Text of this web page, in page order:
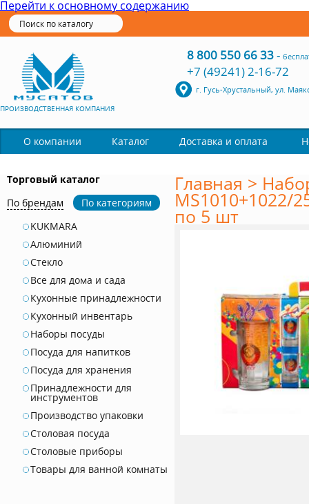
Перейти к основному содержанию
ПРОИЗВОДСТВЕННАЯ КОМПАНИЯ
8 800 550 66 33-
+7 (49241) 2-16-72
г. Гусь-Хрустальный, ул.
О компании Каталог Доставка и оплата
Торговый каталог
По брендам
По категориям
KUKMARA
Алюминий
Стекло
Все для дома и сада
Кухонные принадлежности
Кухонный инвентарь
Наборы посуды
Посуда для напитков
Посуда для хранения
Принадлежности для
инструментов
Производство упаковки
Столовая посуда
Столовые приборы
Товары для ванной комнаты
Главная >
MS1010+1022/
по 5 шт